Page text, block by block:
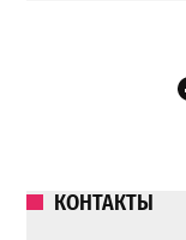
КОНТАКТЫ